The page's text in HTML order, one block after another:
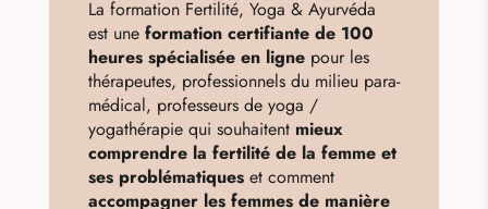
La formation Fertilité, Yoga & Ayurvéda
est une formation certifiante de 100
heures spécialisée en lignepour les
thérapeutes, professionnels du milieu para-
médical, professeurs de yoga /
yogathérapie qui souhaitent mieux
comprendre la fertilité de la femme et
ses problématiques et comment
accompagner les femmes de manière